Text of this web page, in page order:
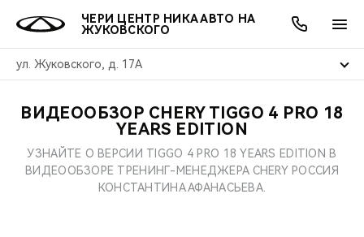
ЧЕРИ ЦЕНТР НИКА АВТО НА
ЖУКОВСКОГО
ул. Жуковского, д. 17А
МОДЕЛИ
ПОКУПАТЕЛЯМ
ВЫБОР И ПОКУПКА
ВЛАДЕЛЬЦАМ
СЕРВИС
МИР CHERY
АКСЕССУАРЫ
АКЦИИ
ВЫГОДЫ И АКЦИИ
ОНЛАЙН СЕРВИСЫ
ВЫБОР И ПОКУПКА
О КОМПАНИИ
О НАС
ВИДЕООБЗОР CHERY TIGGO 4 PRO 18
YEARS EDITION
УЗНАЙТЕ О ВЕРСИИ TIGGO 4 PRO 18 YEARS EDITION В
ВИДЕООБЗОРЕ ТРЕНИНГ-МЕНЕДЖЕРА CHERY РОССИЯ
КОНСТАНТИНА АФАНАСЬЕВА.